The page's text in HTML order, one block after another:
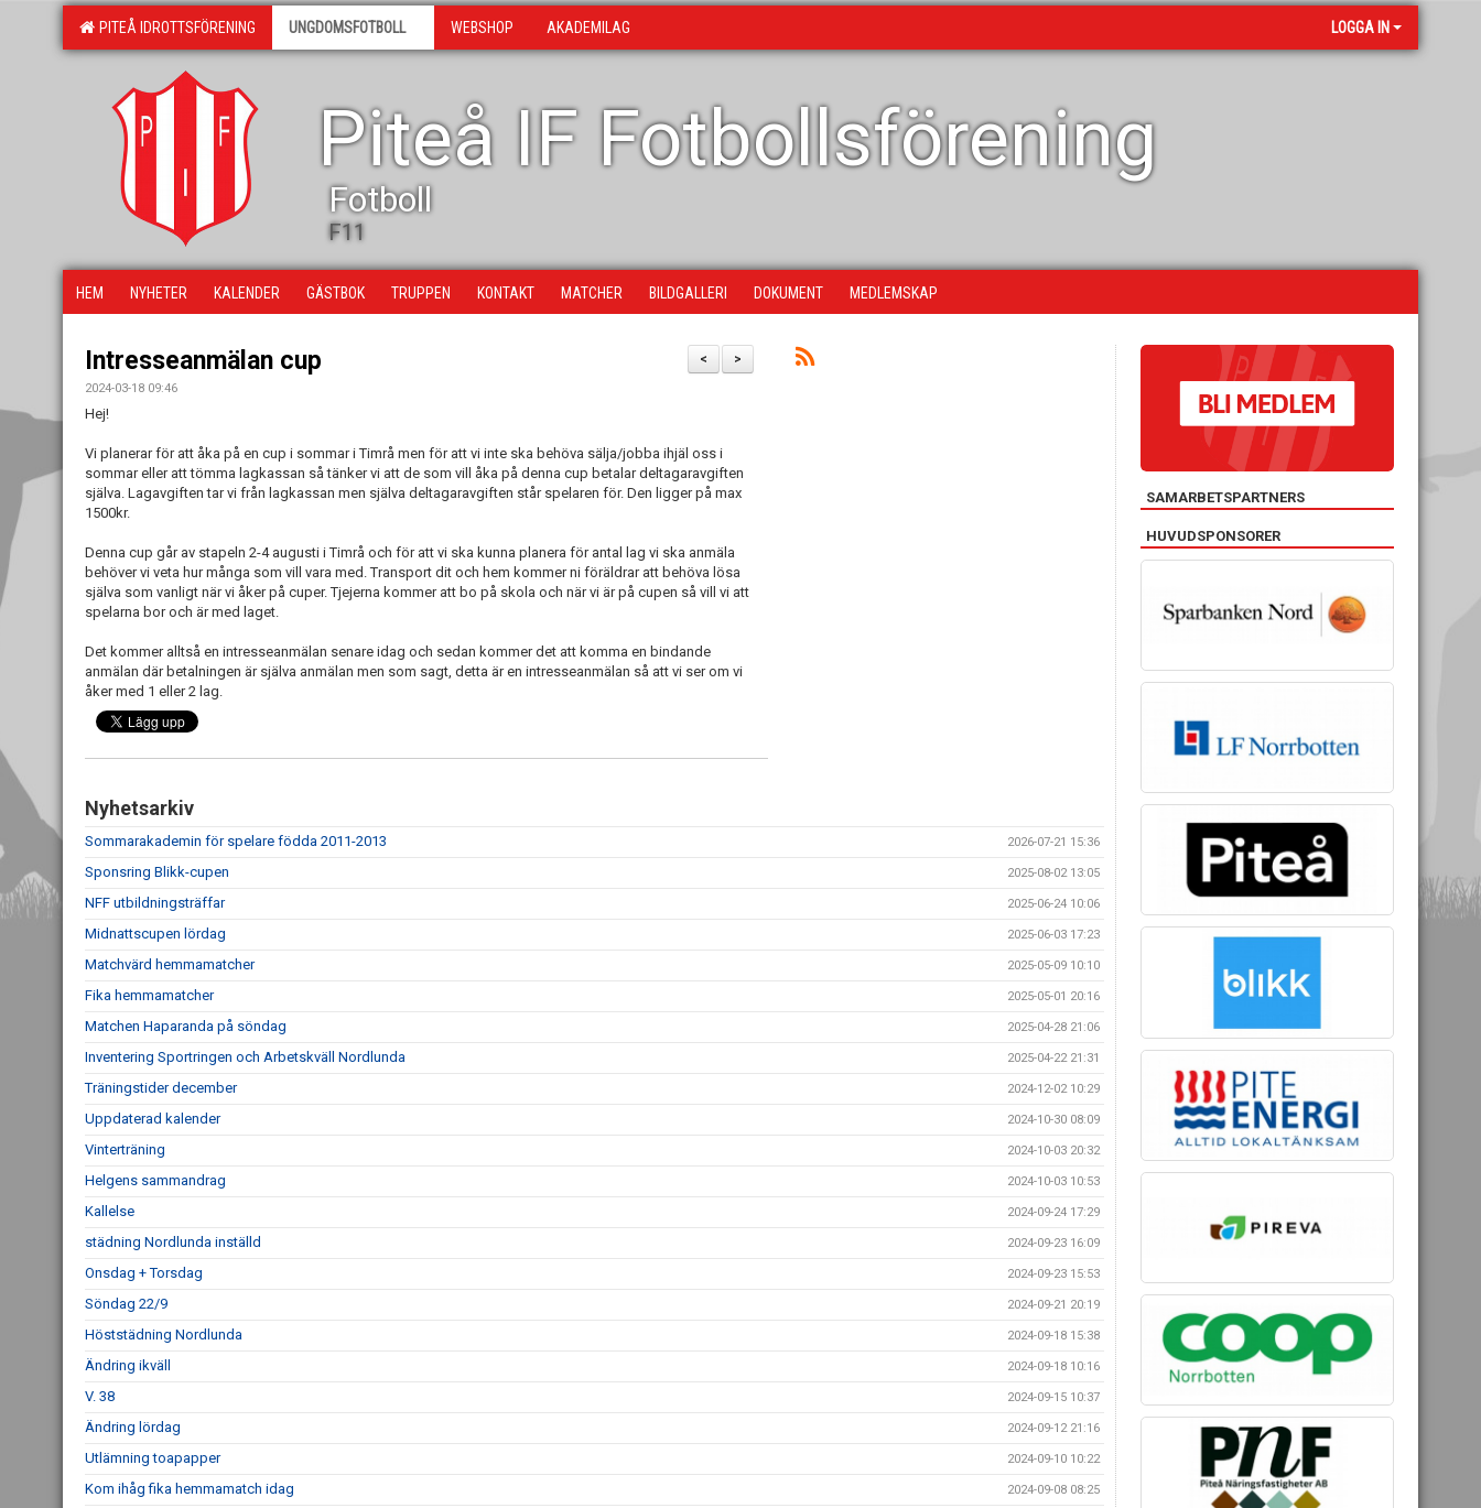
PITEÅ IDROTTSFÖRENING UNGDOMSFOTBOLL WEBSHOP AKADEMILAG LOGGA IN
Piteå IF Fotbollsförening
Fotboll
F11
HEM NYHETER KALENDER GÄSTBOK TRUPPEN KONTAKT MATCHER BILDGALLERI DOKUMENT MEDLEMSKAP
>
<
Intresseanmälan cup
2024-03-18 09:46
Hej!
Vi planerar för att åka på en cup i sommar i Timrå men för att vi inte ska behöva sälja/jobba ihjäl oss i
sommar eller att tömma lagkassan så tänker vi att de som vill åka på denna cup betalar deltagaravgiften
själva. Lagavgiften tar vi från lagkassan men själva deltagaravgiften står spelaren för. Den ligger på max
1500kr.
Denna cup går av stapeln 2-4 augusti i Timrå och för att vi ska kunna planera för antal lag vi ska anmäla
behöver vi veta hur många som vill vara med. Transport dit och hem kommer ni föräldrar att behöva lösa
själva som vanligt när vi åker på cuper. Tjejerna kommer att bo på skola och när vi är på cupen så vill vi att
spelarna bor och är med laget.
Det kommer alltså en intresseanmälan senare idag och sedan kommer det att komma en bindande
anmälan där betalningen är själva anmälan men som sagt, detta är en intresseanmälan så att vi ser om vi
åker med 1 eller 2 lag.
Nyhetsarkiv
Sommarakademin för spelare födda 2011-2013 2026-07-21 15:36
Sponsring Blikk-cupen 2025-08-02 13:05
NFF utbildningsträffar 2025-06-24 10:06
Midnattscupen lördag 2025-06-03 17:23
Matchvärd hemmamatcher 2025-05-09 10:10
Fika hemmamatcher 2025-05-01 20:16
Matchen Haparanda på söndag 2025-04-28 21:06
Inventering Sportringen och Arbetskväll Nordlunda 2025-04-22 21:31
Träningstider december 2024-12-02 10:29
Uppdaterad kalender 2024-10-30 08:09
Vinterträning 2024-10-03 20:32
Helgens sammandrag 2024-10-03 10:53
Kallelse 2024-09-24 17:29
städning Nordlunda inställd 2024-09-23 16:09
Onsdag + Torsdag 2024-09-23 15:53
Söndag 22/9 2024-09-21 20:19
Höststädning Nordlunda 2024-09-18 15:38
Ändring ikväll 2024-09-18 10:16
V. 38 2024-09-15 10:37
Ändring lördag 2024-09-12 21:16
Utlämning toapapper 2024-09-10 10:22
Kom ihåg fika hemmamatch idag 2024-09-08 08:25
SAMARBETSPARTNERS
HUVUDSPONSORER